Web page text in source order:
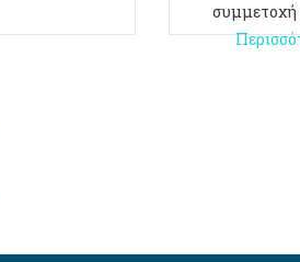
συμμετοχή